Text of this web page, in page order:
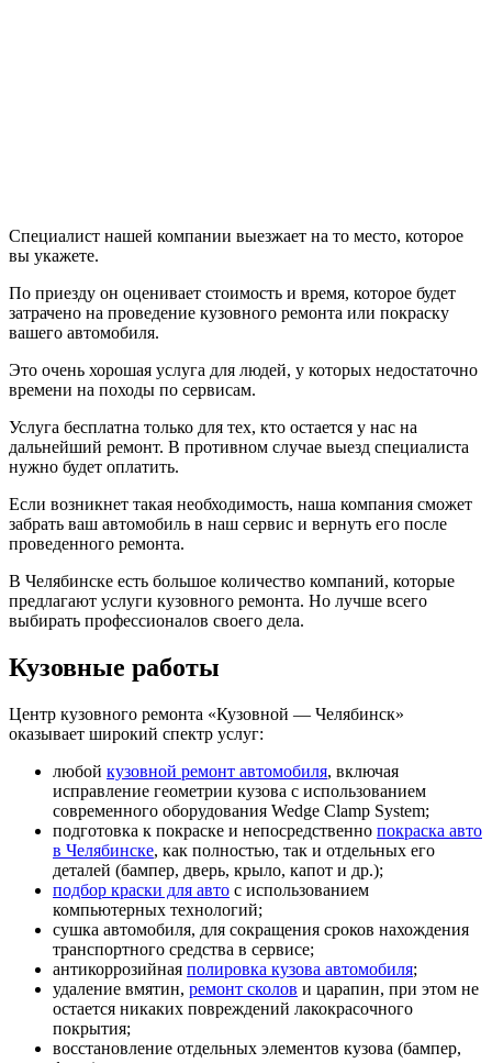
Специалист нашей компании выезжает на то место, которое
вы укажете.
По приезду он оценивает стоимость и время, которое будет
затрачено на проведение кузовного ремонта или покраску
вашего автомобиля.
Это очень хорошая услуга для людей, у которых недостаточно
времени на походы по сервисам.
Услуга бесплатна только для тех, кто остается у нас на
дальнейший ремонт. В противном случае выезд специалиста
нужно будет оплатить.
Если возникнет такая необходимость, наша компания сможет
забрать ваш автомобиль в наш сервис и вернуть его после
проведенного ремонта.
В Челябинске есть большое количество компаний, которые
предлагают услуги кузовного ремонта. Но лучше всего
выбирать профессионалов своего дела.
Кузовные работы
Центр кузовного ремонта «Кузовной — Челябинск»
оказывает широкий спектр услуг:
любой кузовной ремонт автомобиля, включая
исправление геометрии кузова с использованием
современного оборудования Wedge Clamp System;
подготовка к покраске и непосредственно покраска авто
в Челябинске, как полностью, так и отдельных его
деталей (бампер, дверь, крыло, капот и др.);
подбор краски для авто с использованием
компьютерных технологий;
сушка автомобиля, для сокращения сроков нахождения
транспортного средства в сервисе;
антикоррозийная полировка кузова автомобиля;
удаление вмятин, ремонт сколов и царапин, при этом не
остается никаких повреждений лакокрасочного
покрытия;
восстановление отдельных элементов кузова (бампер,